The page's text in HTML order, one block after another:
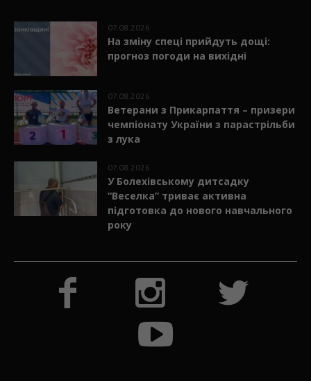
07.08.2026
На зміну спеці прийдуть дощі:
прогноз погоди на вихідні
07.08.2026
Ветерани з Прикарпаття – призери
чемпіонату України з парастрільби
з лука
07.08.2026
У Болехівському дитсадку
“Веселка” триває активна
підготовка до нового навчального
року